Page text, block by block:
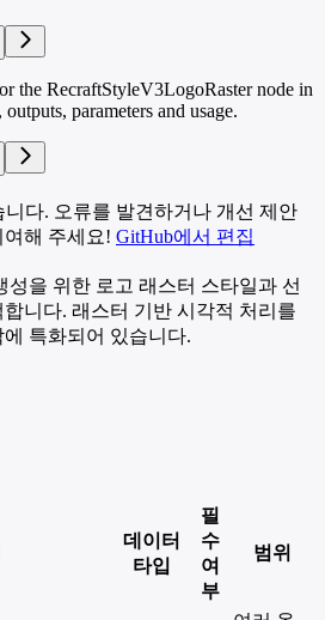
the RecraftStyleV3LogoRaster node in
parameters and usage.
다. 오류를 발견하거나 개선 제안
해 주세요! GitHub에서 편집
성을 위한 로고 래스터 스타일과 선
니다. 래스터 기반 시각적 처리를
특화되어 있습니다.
데이터
타입
필
수
여
부
범위